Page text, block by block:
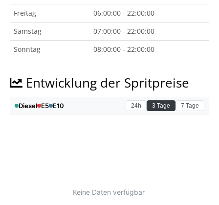
Freitag
06:00:00 - 22:00:00
Samstag
07:00:00 - 22:00:00
Sonntag
08:00:00 - 22:00:00
Entwicklung der Spritpreise